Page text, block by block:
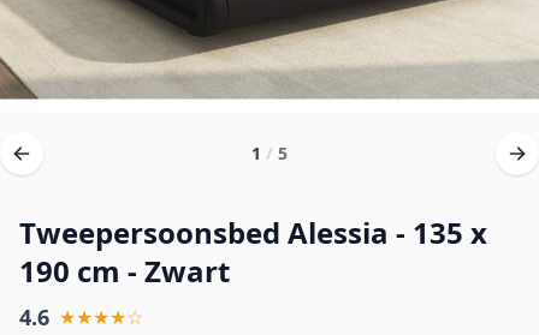
1 / 5
Tweepersoonsbed Alessia - 135 x
190 cm - Zwart
4.6 ★★★★☆